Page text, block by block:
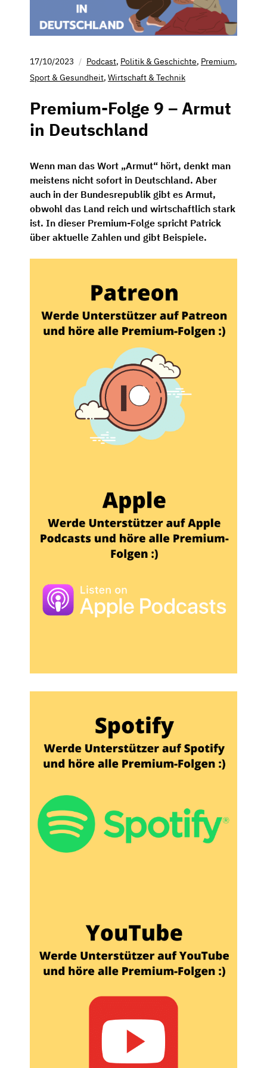
17/10/2023 Podcast, Politik & Geschichte, Premium,
Sport & Gesundheit, Wirtschaft & Technik
Premium-Folge 9 – Armut
in Deutschland
Wenn man das Wort „Armut“ hört, denkt man
meistens nicht sofort in Deutschland. Aber
auch in der Bundesrepublik gibt es Armut,
obwohl das Land reich und wirtschaftlich stark
ist. In dieser Premium-Folge spricht Patrick
über aktuelle Zahlen und gibt Beispiele.